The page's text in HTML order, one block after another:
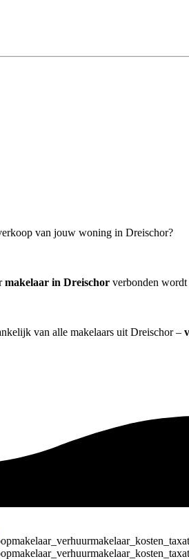
van jouw woning in Dreischor?
makelaar in Dreischor verbonden wordt
van alle makelaars uit Dreischor –